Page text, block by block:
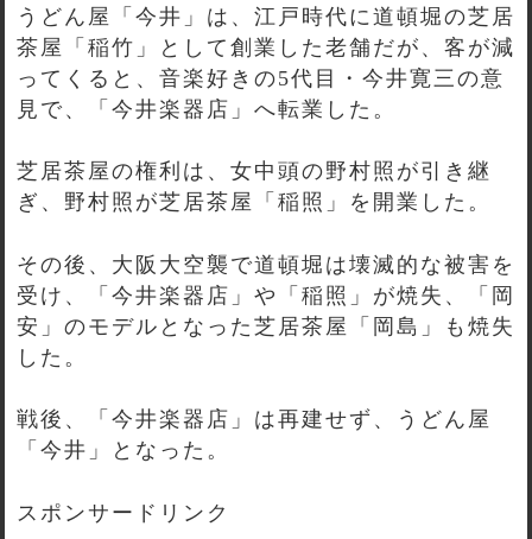
うどん屋「今井」は、江戸時代に道頓堀の芝居
茶屋「稲竹」として創業した老舗だが、客が減
ってくると、音楽好きの5代目・今井寛三の意
見で、「今井楽器店」へ転業した。
芝居茶屋の権利は、女中頭の野村照が引き継
ぎ、野村照が芝居茶屋「稲照」を開業した。
その後、大阪大空襲で道頓堀は壊滅的な被害を
受け、「今井楽器店」や「稲照」が焼失、「岡
安」のモデルとなった芝居茶屋「岡島」も焼失
した。
戦後、「今井楽器店」は再建せず、うどん屋
「今井」となった。
スポンサードリンク